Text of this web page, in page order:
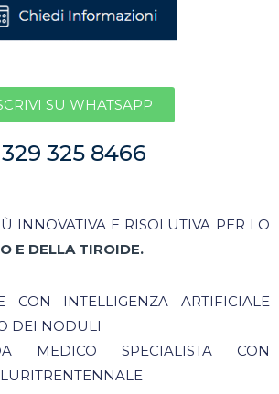
SU WHATSAPP
329 325 8466
INNOVATIVA E RISOLUTIVA PER LO
E DELLA TIROIDE.
CON INTELLIGENZA ARTIFICIALE
DEI NODULI
MEDICO SPECIALISTA CON